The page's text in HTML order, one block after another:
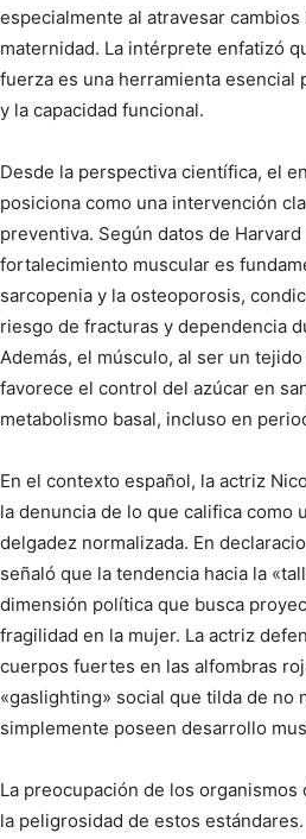
especialmente al atravesar
maternidad. La intérprete enfatizó
fuerza es una herramienta esencial
y la capacidad funcional.
Desde la perspectiva científica, el
posiciona como una intervención
preventiva. Según datos de Harvard
fortalecimiento muscular es
sarcopenia y la osteoporosis,
riesgo de fracturas y dependencia
Además, el músculo, al ser un
favorece el control del azúcar en
metabolismo basal, incluso en
En el contexto español, la actriz
la denuncia de lo que califica como
delgadez normalizada. En
señaló que la tendencia hacia la
dimensión política que busca
fragilidad en la mujer. La actriz
cuerpos fuertes en las alfombras
«gaslighting» social que tilda de no
simplemente poseen desarrollo
La preocupación de los organismos
la peligrosidad de estos